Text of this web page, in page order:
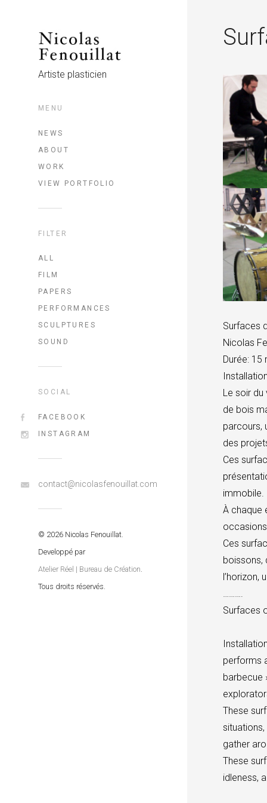
Artiste plasticien
MENU
NEWS
ABOUT
WORK
VIEW PORTFOLIO
FILTER
ALL
FILM
PAPERS
PERFORMANCES
SCULPTURES
SOUND
SOCIAL
FACEBOOK
INSTAGRAM
contact@nicolasfenouillat.com
© 2026 Nicolas Fenouillat.
Developpé par
Atelier Réel | Bureau de Création.
Tous droits réservés.
Surfaces
Nicolas
Durée: 15
Le soir du
de bois
parcours,
des
Ces
immobile.
À chaque
Ces
boissons,
l’horizon,
……….
Surfaces
performs
barbecue
These
gather
These
idleness,